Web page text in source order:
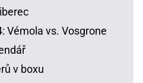
Vémola vs. Vosgrone
v boxu